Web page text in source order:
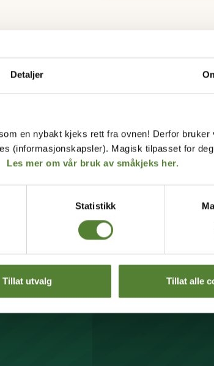
Detaljer
en nybakt kjeks rett fra ovnen! Derfor bruker
(informasjonskapsler). Magisk tilpasset for
Les mer om vår bruk av småkjeks her.
Statistikk
Tillat utvalg Tillat alle
og